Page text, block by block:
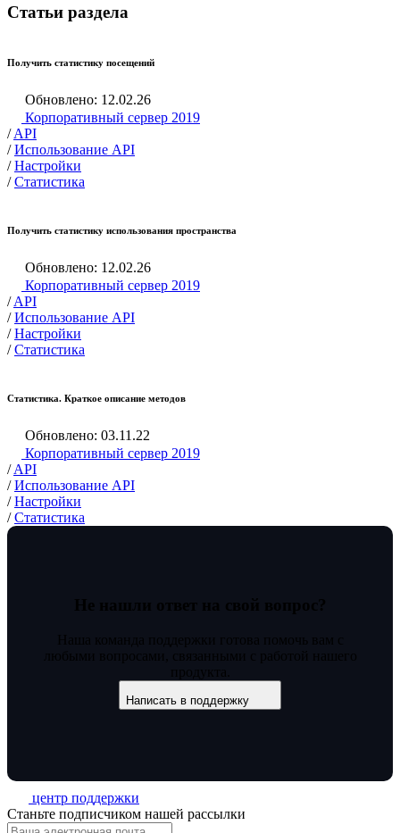
Статьи раздела
Получить статистику посещений
Обновлено: 12.02.26
Корпоративный сервер 2019
/ API
/ Использование API
/ Настройки
/ Статистика
Получить статистику использования пространства
Обновлено: 12.02.26
Корпоративный сервер 2019
/ API
/ Использование API
/ Настройки
/ Статистика
Статистика. Краткое описание методов
Обновлено: 03.11.22
Корпоративный сервер 2019
/ API
/ Использование API
/ Настройки
/ Статистика
Не нашли ответ на свой вопрос?
Наша команда поддержки готова помочь вам с
любыми вопросами, связанными с работой нашего
продукта.
Написать в поддержку
центр поддержки
Станьте подписчиком нашей рассылки